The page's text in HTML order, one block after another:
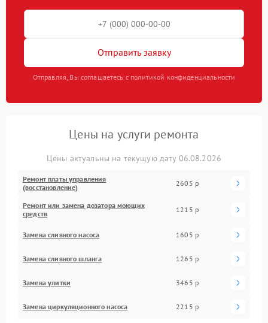
Отправить заявку
Отправляя, Вы соглашаетесь с политикой конфиденциальности
Цены на услуги ремонта
Цены актуальны на текущую дату 06.08.2026
Ремонт платы управления
(восстановление)
2605 р
Ремонт или замена дозатора моющих
средств
1215 р
Замена сливного насоса 1605 р
Замена сливного шланга 1265 р
Замена улитки 3465 р
Замена циркуляционного насоса 2215 р